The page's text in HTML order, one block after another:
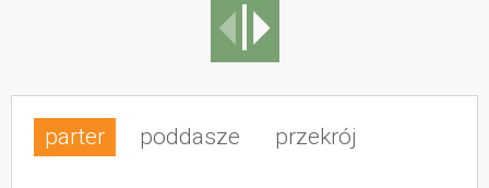
parter poddasze przekrój